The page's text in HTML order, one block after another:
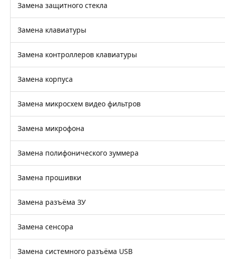
Замена защитного стекла
Замена клавиатуры
Замена контроллеров клавиатуры
Замена корпуса
Замена микросхем видео фильтров
Замена микрофона
Замена полифонического зуммера
Замена прошивки
Замена разъёма ЗУ
Замена сенсора
Замена системного разъёма USB